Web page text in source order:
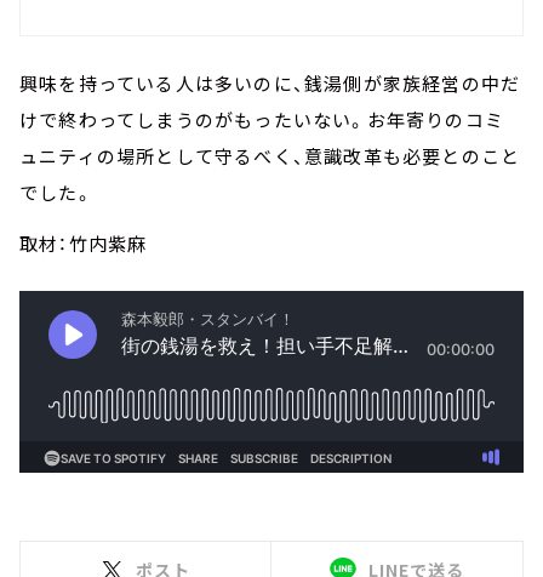
興味を持っている人は多いのに、銭湯側が家族経営の中だ
けで終わってしまうのがもったいない。お年寄りのコミ
ュニティの場所として守るべく、意識改革も必要とのこと
でした。
取材：竹内紫麻
ポスト LINEで送る